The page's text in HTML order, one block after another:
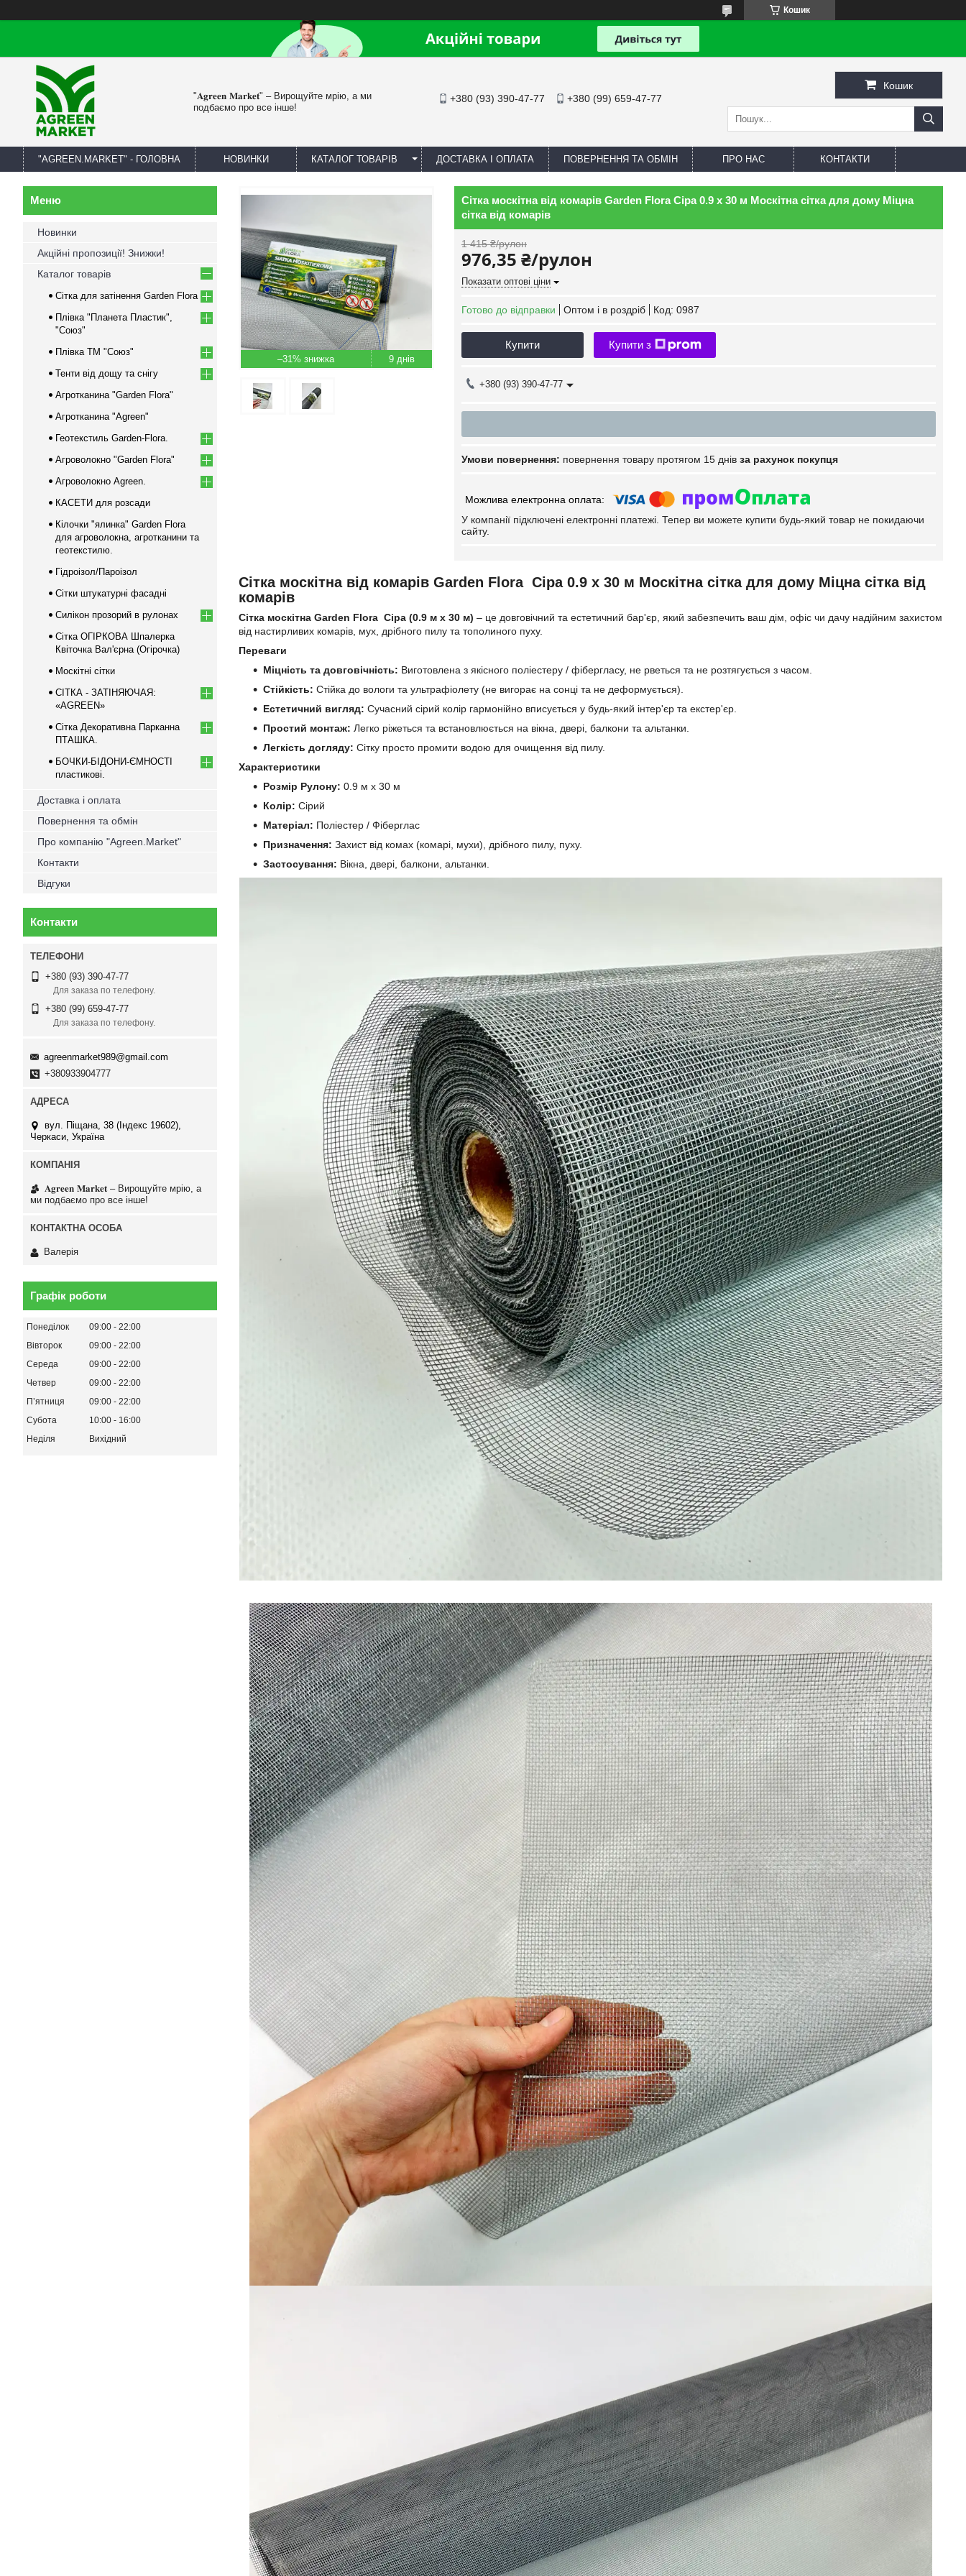
Кошик
"𝐀𝐠𝐫𝐞𝐞𝐧 𝐌𝐚𝐫𝐤𝐞𝐭" – Вирощуйте мрію, а ми
подбаємо про все інше!
+380 (93) 390-47-77 +380 (99) 659-47-77
Кошик
"AGREEN.MARKET" - ГОЛОВНА НОВИНКИ КАТАЛОГ ТОВАРІВ ДОСТАВКА І ОПЛАТА ПОВЕРНЕННЯ ТА ОБМІН ПРО НАС КОНТАКТИ
–31% 9 днів
Сітка москітна від комарів Garden Flora Сіра 0.9 х 30 м Москітна сітка для дому Міцна
сітка від комарів
1 415 ₴/рулон
976,35 ₴/рулон
Показати оптові ціни
Готово до відправки Оптом і в роздріб Код: 0987
Купити Купити з
+380 (93) 390-47-77
повернення товару протягом 15 днів за рахунок покупця
У компанії підключені електронні платежі. Тепер ви можете купити будь-який товар не покидаючи
сайту.
Сітка москітна від комарів Garden Flora Сіра 0.9 х 30 м Москітна сітка для дому Міцна сітка від
комарів
Сітка москітна Garden Flora Сіра (0.9 м х 30 м) – це довговічний та естетичний бар'єр, який забезпечить ваш дім, офіс чи дачу надійним захистом
від настирливих комарів, мух, дрібного пилу та тополиного пуху.
Переваги
Міцність та довговічність: Виготовлена з якісного поліестеру / фібергласу, не рветься та не розтягується з часом.
Стійкість: Стійка до вологи та ультрафіолету (не вигорає на сонці та не деформується).
Естетичний вигляд: Сучасний сірий колір гармонійно вписується у будь-який інтер'єр та екстер'єр.
Простий монтаж: Легко ріжеться та встановлюється на вікна, двері, балкони та альтанки.
Легкість догляду: Сітку просто промити водою для очищення від пилу.
Характеристики
Розмір Рулону: 0.9 м х 30 м
Колір: Сірий
Матеріал: Поліестер / Фіберглас
Призначення: Захист від комах (комарі, мухи), дрібного пилу, пуху.
Застосування: Вікна, двері, балкони, альтанки.
Новинки
Акційні пропозиції! Знижки!
Каталог товарів
Сітка для затінення Garden Flora
Плівка "Планета Пластик",
"Союз"
Плівка ТМ "Союз"
Тенти від дощу та снігу
Агротканина "Garden Flora"
Агротканина "Agreen"
Геотекстиль Garden-Flora.
Агроволокно "Garden Flora"
Агроволокно Agreen.
КАСЕТИ для розсади
Кілочки "ялинка" Garden Flora
для агроволокна, агротканини та
геотекстилю.
Гідроізол/Пароізол
Сітки штукатурні фасадні
Силікон прозорий в рулонах
Сітка ОГІРКОВА Шпалерка
Квіточка Вал'єрна (Огірочка)
Москітні сітки
СІТКА - ЗАТІНЯЮЧАЯ:
«AGREEN»
Сітка Декоративна Парканна
ПТАШКА.
БОЧКИ-БІДОНИ-ЄМНОСТІ
пластикові.
Доставка і оплата
Повернення та обмін
Про компанію "Agreen.Market"
Контакти
Відгуки
Контакти
+380 (93) 390-47-77
Для заказа по телефону.
+380 (99) 659-47-77
Для заказа по телефону.
agreenmarket989@gmail.com
+380933904777
вул. Піщана, 38 (Індекс 19602),
Черкаси, Україна
𝐀𝐠𝐫𝐞𝐞𝐧 𝐌𝐚𝐫𝐤𝐞𝐭 – Вирощуйте мрію, а
ми подбаємо про все інше!
Валерія
Графік роботи
Понеділок 09:00
22:00
Вівторок
09:00
22:00
Середа
09:00
22:00
Четвер
09:00
22:00
Пʼятниця
09:00
22:00
Субота
10:00
16:00
Неділя
Вихідний